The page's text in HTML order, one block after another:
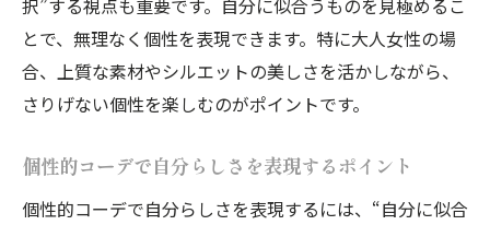
とで、無理なく個性を表現できます。特に大人女性の場
合、上質な素材やシルエットの美しさを活かしながら、
さりげない個性を楽しむのがポイントです。
個性的コーデで自分らしさを表現するポイント
個性的コーデで自分らしさを表現するには、“自分に似合